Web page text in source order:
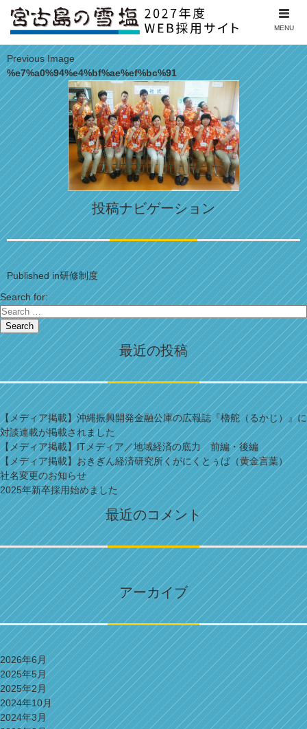
MENU
Previous Image
%e7%a0%94%e4%bf%ae%ef%bc%91
投稿ナビゲーション
Published in研修制度
Search for:
Search
最近の投稿
【メディア掲載】沖縄振興開発金融公庫の広報誌『櫓舵（るかじ）』に
対談連載が掲載されました
【メディア掲載】ITメディア／地域経済の底力 前編・後編
【メディア掲載】おきぎん経済研究所くがにくとぅば（黄金言葉）
社名変更のお知らせ
2025年新卒採用始めました
最近のコメント
アーカイブ
2026年6月
2025年5月
2025年2月
2024年10月
2024年3月